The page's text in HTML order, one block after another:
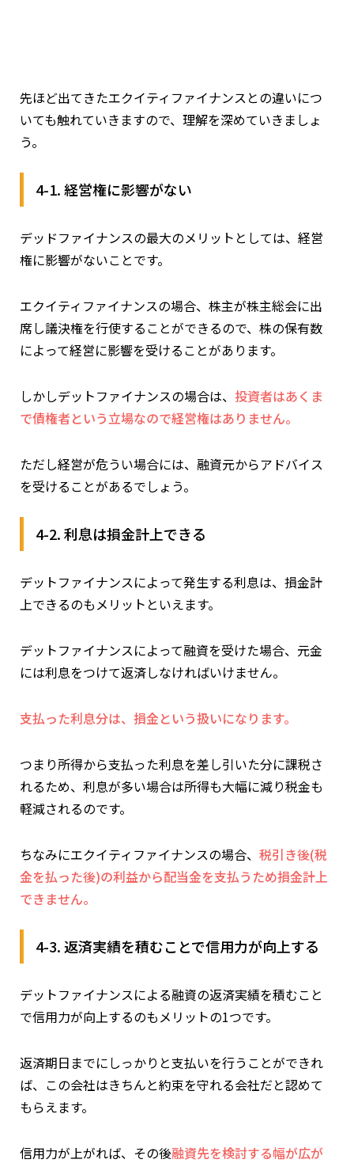
先ほど出てきたエクイティファイナンスとの違いにつ
いても触れていきますので、理解を深めていきましょ
う。
4-1. 経営権に影響がない
デッドファイナンスの最大のメリットとしては、経営
権に影響がないことです。
エクイティファイナンスの場合、株主が株主総会に出
席し議決権を行使することができるので、株の保有数
によって経営に影響を受けることがあります。
しかしデットファイナンスの場合は、 投資者はあくま
で債権者という立場なので経営権はありません。
ただし経営が危うい場合には、融資元からアドバイス
を受けることがあるでしょう。
4-2. 利息は損金計上できる
デットファイナンスによって発生する利息は、損金計
上できるのもメリットといえます。
デットファイナンスによって融資を受けた場合、元金
には利息をつけて返済しなければいけません。
支払った利息分は、損金という扱いになります。
つまり所得から支払った利息を差し引いた分に課税さ
れるため、利息が多い場合は所得も大幅に減り税金も
軽減されるのです。
ちなみにエクイティファイナンスの場合、 税引き後(税
金を払った後)の利益から配当金を支払うため損金計上
できません。
4-3. 返済実績を積むことで信用力が向上する
デットファイナンスによる融資の返済実績を積むこと
で信用力が向上するのもメリットの1つです。
返済期日までにしっかりと支払いを行うことができれ
ば、この会社はきちんと約束を守れる会社だと認めて
もらえます。
信用力が上がれば、その後融資先を検討する幅が広が